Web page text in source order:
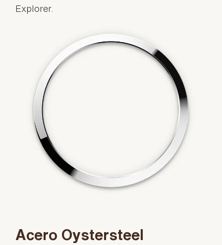
Explorer.
Acero Oystersteel